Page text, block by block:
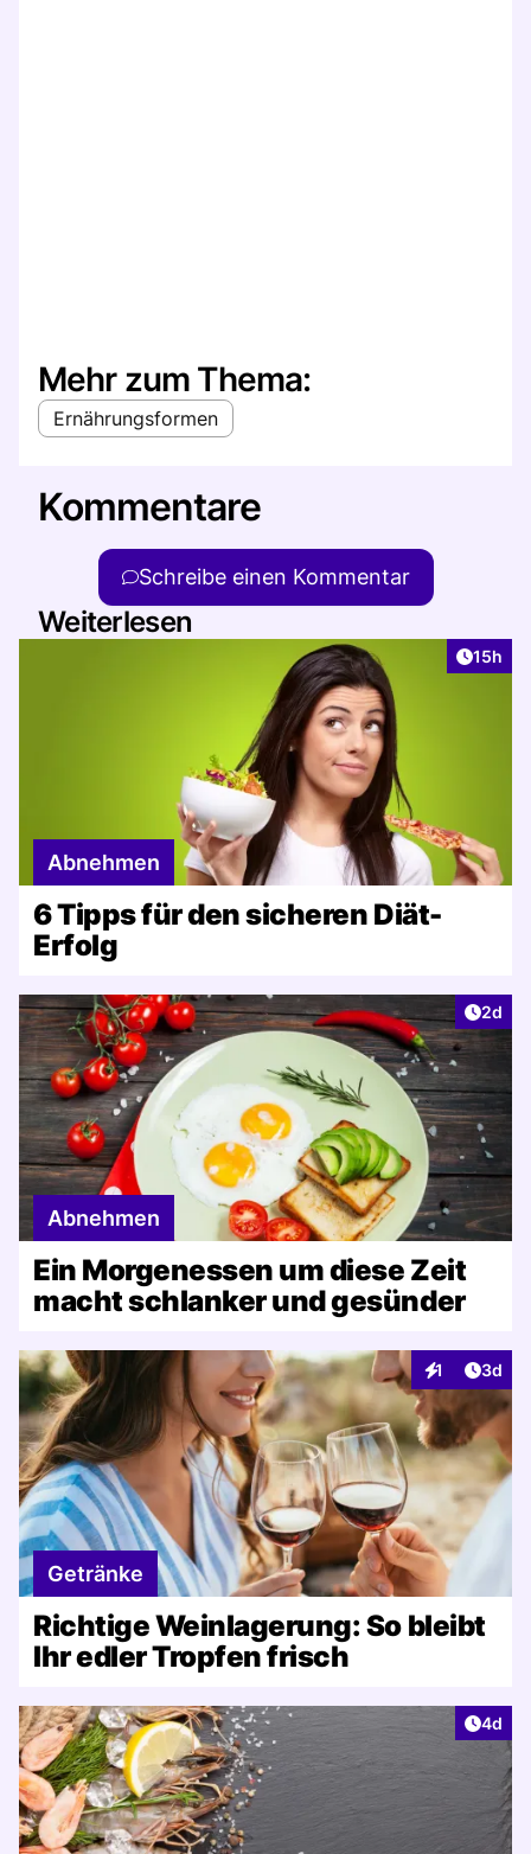
Mehr zum Thema:
Ernährungsformen
Kommentare
Schreibe einen Kommentar
Weiterlesen
Artikel
15h
Abnehmen
6 Tipps für den sicheren Diät-
Erfolg
2d
Abnehmen
Ein Morgenessen um diese Zeit
macht schlanker und gesünder
1
Interaktionen
3d
Getränke
Richtige Weinlagerung: So bleibt
Ihr edler Tropfen frisch
4d